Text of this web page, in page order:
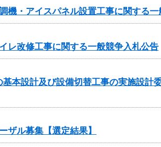
機・アイスパネル設置工事に関する
レ改修工事に関する一般競争入札公告
本設計及び設備切替工事の実施設計
ザル募集【選定結果】